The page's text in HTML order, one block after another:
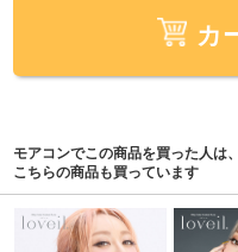
カ
モアコンでこの商品を買った人は、
こちらの商品も買っています